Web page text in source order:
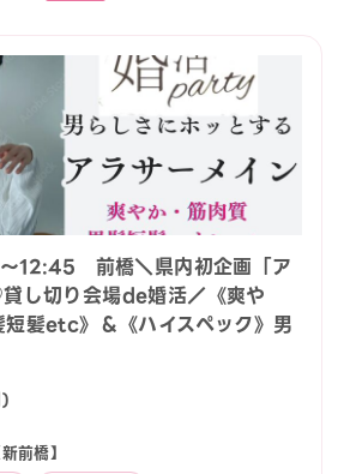
12:45 前橋＼県内初企画「ア
し切り会場de婚活／《爽や
髪etc》＆《ハイスペック》男
前橋】